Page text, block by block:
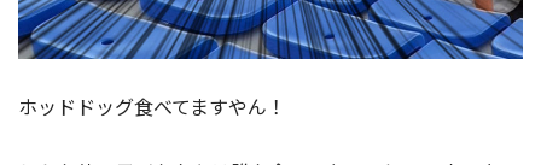
ホッドドッグ食べてますやん！